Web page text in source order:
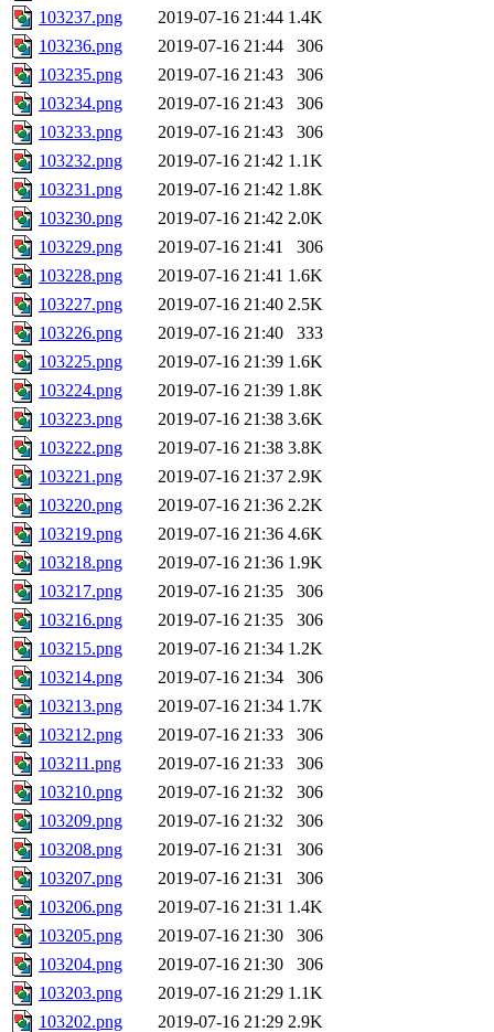
103237.png
2019-07-16 21:44 1.4K
103236.png
2019-07-16 21:44
306
103235.png
2019-07-16 21:43
306
103234.png
2019-07-16 21:43
306
103233.png
2019-07-16 21:43
306
103232.png
2019-07-16 21:42 1.1K
103231.png
2019-07-16 21:42 1.8K
103230.png
2019-07-16 21:42 2.0K
103229.png
2019-07-16 21:41
306
103228.png
2019-07-16 21:41 1.6K
103227.png
2019-07-16 21:40 2.5K
103226.png
2019-07-16 21:40
333
103225.png
2019-07-16 21:39 1.6K
103224.png
2019-07-16 21:39 1.8K
103223.png
2019-07-16 21:38 3.6K
103222.png
2019-07-16 21:38 3.8K
103221.png
2019-07-16 21:37 2.9K
103220.png
2019-07-16 21:36 2.2K
103219.png
2019-07-16 21:36 4.6K
103218.png
2019-07-16 21:36 1.9K
103217.png
2019-07-16 21:35
306
103216.png
2019-07-16 21:35
306
103215.png
2019-07-16 21:34 1.2K
103214.png
2019-07-16 21:34
306
103213.png
2019-07-16 21:34 1.7K
103212.png
2019-07-16 21:33
306
103211.png
2019-07-16 21:33
306
103210.png
2019-07-16 21:32
306
103209.png
2019-07-16 21:32
306
103208.png
2019-07-16 21:31
306
103207.png
2019-07-16 21:31
306
103206.png
2019-07-16 21:31 1.4K
103205.png
2019-07-16 21:30
306
103204.png
2019-07-16 21:30
306
103203.png
2019-07-16 21:29 1.1K
103202.png
2019-07-16 21:29 2.9K